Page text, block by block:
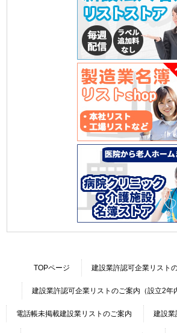
TOPページ 建設業許認可企業リスト
建設業許認可企業リストのご案内（設立2年
電話帳未掲載建設業リストのご案内 建設業